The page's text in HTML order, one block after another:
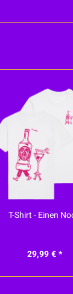
T-Shirt - Einen
29,99 € *